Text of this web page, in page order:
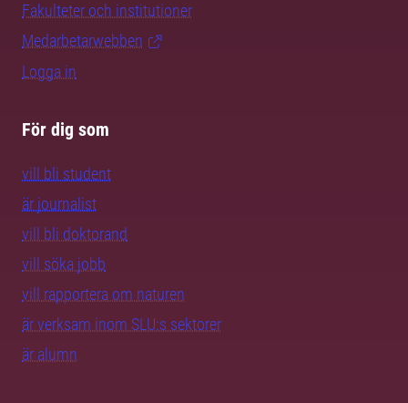
Fakulteter och institutioner
Medarbetarwebben
Logga in
För dig som
vill bli student
är journalist
vill bli doktorand
vill söka jobb
vill rapportera om naturen
är verksam inom SLU:s sektorer
är alumn